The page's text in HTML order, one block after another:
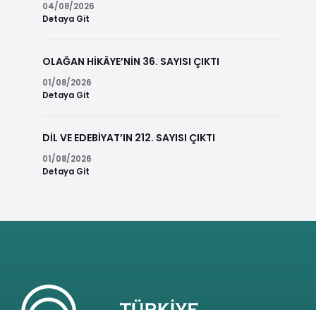
04/08/2026
Detaya Git
OLAĞAN HİKÂYE’NİN 36. SAYISI ÇIKTI
01/08/2026
Detaya Git
DİL VE EDEBİYAT’IN 212. SAYISI ÇIKTI
01/08/2026
Detaya Git